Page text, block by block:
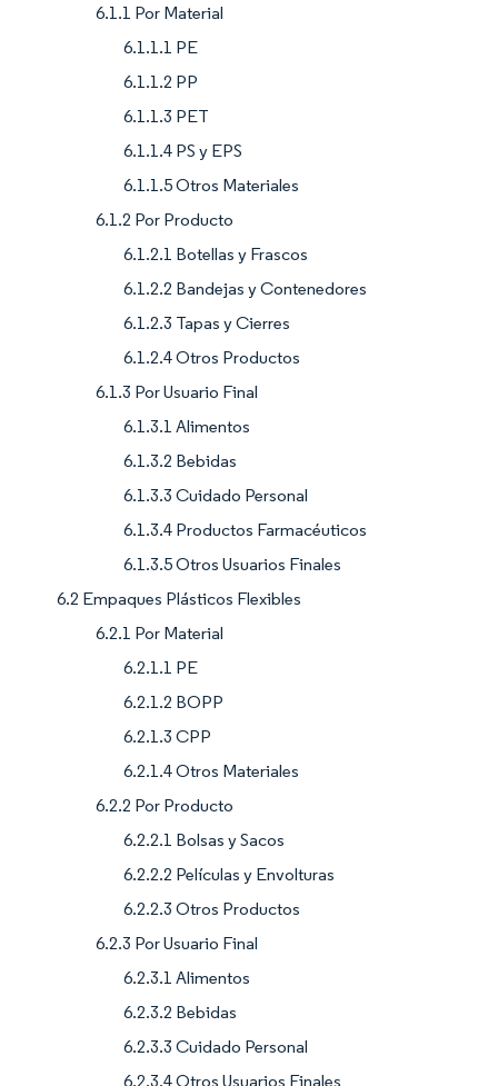
6.1.1 Por Material
6.1.1.1 PE
6.1.1.2 PP
6.1.1.3 PET
6.1.1.4 PS y EPS
6.1.1.5 Otros Materiales
6.1.2 Por Producto
6.1.2.1 Botellas y Frascos
6.1.2.2 Bandejas y Contenedores
6.1.2.3 Tapas y Cierres
6.1.2.4 Otros Productos
6.1.3 Por Usuario Final
6.1.3.1 Alimentos
6.1.3.2 Bebidas
6.1.3.3 Cuidado Personal
6.1.3.4 Productos Farmacéuticos
6.1.3.5 Otros Usuarios Finales
6.2 Empaques Plásticos Flexibles
6.2.1 Por Material
6.2.1.1 PE
6.2.1.2 BOPP
6.2.1.3 CPP
6.2.1.4 Otros Materiales
6.2.2 Por Producto
6.2.2.1 Bolsas y Sacos
6.2.2.2 Películas y Envolturas
6.2.2.3 Otros Productos
6.2.3 Por Usuario Final
6.2.3.1 Alimentos
6.2.3.2 Bebidas
6.2.3.3 Cuidado Personal
6.2.3.4 Otros Usuarios Finales